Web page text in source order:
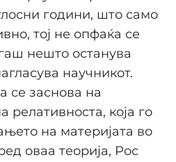
години, што само
тој не опфаќа се
нешто останува
научникот.
се заснова на
релативноста, која го
на материјата во
оваа теорија, Рос